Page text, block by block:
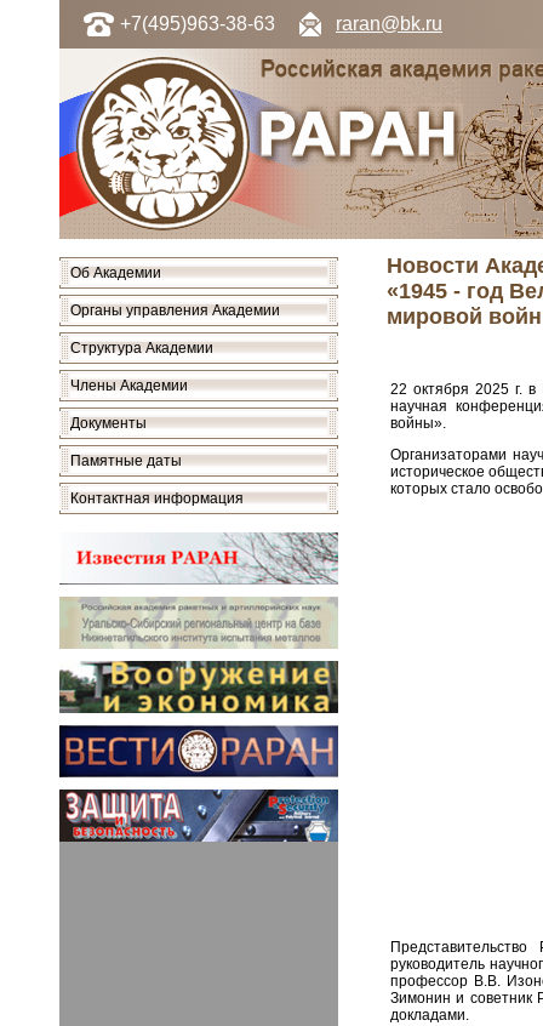
+7(495)963-38-63 raran@bk.ru
Об Академии
Органы управления Академии
Структура Академии
Члены Академии
Документы
Памятные даты
Контактная информация
Новости
«1945 - год
мировой
22 октября 2025 г. в
научная
войны».
Организаторами
историческое
которых стало
руководитель
профессор В.В.
Зимонин и советник
докладами.